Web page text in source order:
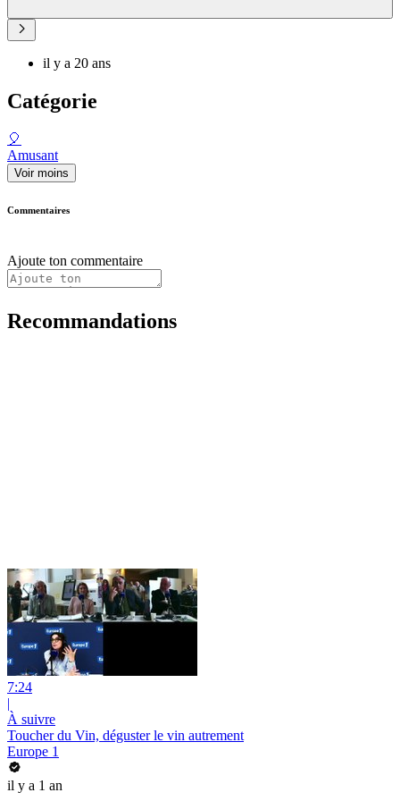
il y a 20 ans
Catégorie
🎈
Amusant
Voir moins
Commentaires
Ajoute ton commentaire
Recommandations
7:24
|
À suivre
Toucher du Vin, déguster le vin autrement
Europe 1
il y a 1 an